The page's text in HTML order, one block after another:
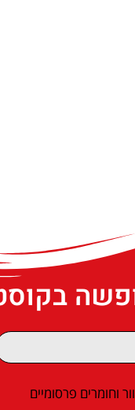
וחומרים פרסומיים